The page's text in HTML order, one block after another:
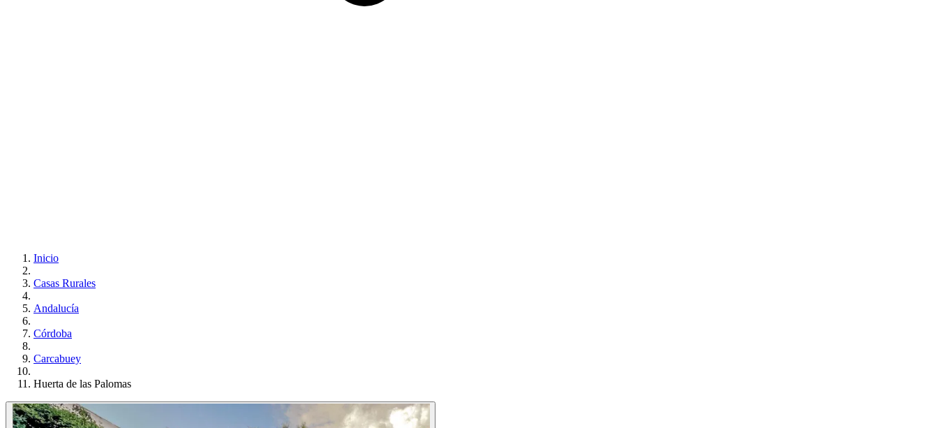
Inicio
Casas Rurales
Andalucía
Córdoba
Carcabuey
Huerta de las Palomas